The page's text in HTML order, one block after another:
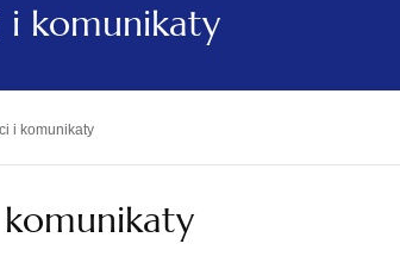
i komunikaty
i komunikaty